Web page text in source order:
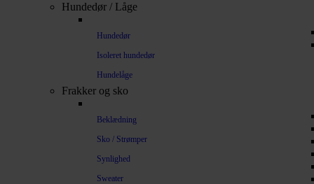
Hundedør / Låge
Hundedør
Isoleret hundedør
Hundelåge
Frakker og sko
Beklædning
Sko / Strømper
Synlighed
Sweater